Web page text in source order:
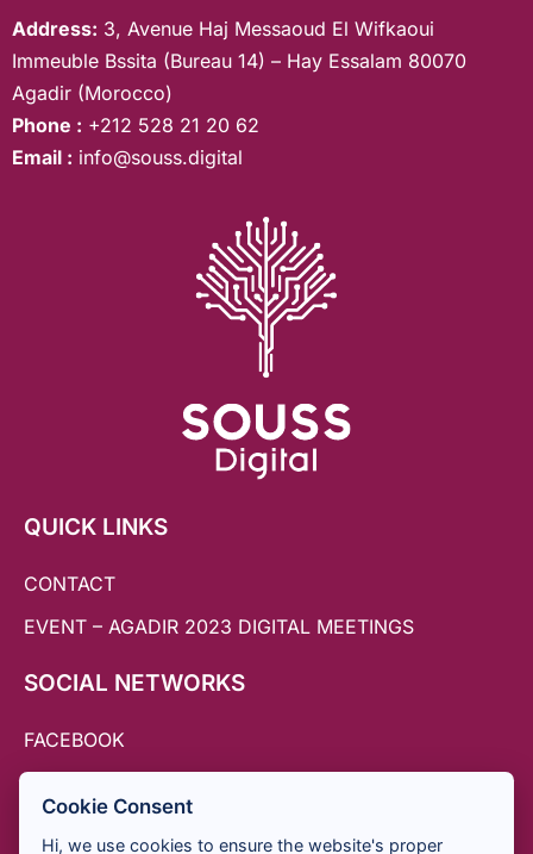
Address: 3, Avenue Haj Messaoud El Wifkaoui
Immeuble Bssita (Bureau 14) – Hay Essalam 80070
Agadir (Morocco)
Phone : +212 528 21 20 62
Email : info@souss.digital
QUICK LINKS
CONTACT
EVENT – AGADIR 2023 DIGITAL MEETINGS
SOCIAL NETWORKS
FACEBOOK
Cookie Consent
Hi, we use cookies to ensure the website's proper